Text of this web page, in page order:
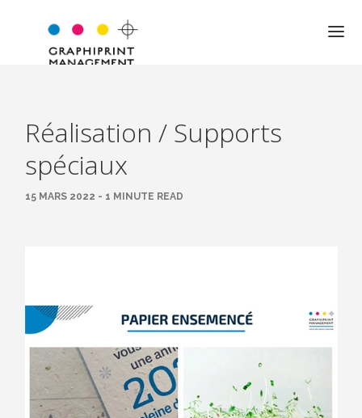
NOTRE APPROCHE
NOS VALEURS
JARGON PRO
CLIENTS
CAS CLIENTS
Réalisation / Supports
spéciaux
15 MARS 2022 - 1 MINUTE READ